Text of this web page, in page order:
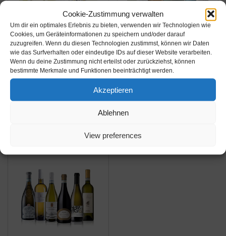
Cookie-Zustimmung verwalten
Um dir ein optimales Erlebnis zu bieten, verwenden wir Technologien wie
Cookies, um Geräteinformationen zu speichern und/oder darauf
zuzugreifen. Wenn du diesen Technologien zustimmst, können wir Daten
wie das Surfverhalten oder eindeutige IDs auf dieser Website verarbeiten.
Wenn du deine Zustimmung nicht erteilst oder zurückziehst, können
bestimmte Merkmale und Funktionen beeinträchtigt werden.
Akzeptieren
Ablehnen
View preferences
Amazon.de
38,90€
Wein-Probierpaket
Amazon.de
34,95€
Weißwein